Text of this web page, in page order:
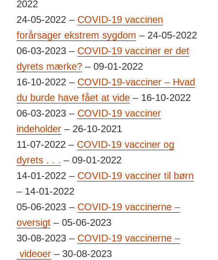
2022
24-05-2022 – COVID-19 vaccinen
forårsager ekstrem sygdom – 24-05-2022
06-03-2023 – COVID-19 vacciner er det
dyrets mærke? – 09-01-2022
16-10-2022 – COVID-19-vacciner – Hvad
du burde have fået at vide – 16-10-2022
06-03-2023 – COVID-19 vacciner
indeholder – 26-10-2021
11-07-2022 – COVID-19 vacciner og
dyrets . . . – 09-01-2022
14-01-2022 – COVID-19 vacciner til børn
– 14-01-2022
05-06-2023 – COVID-19 vaccinerne –
oversigt – 05-06-2023
30-08-2023 – COVID-19 vaccinerne –
videoer – 30-08-2023